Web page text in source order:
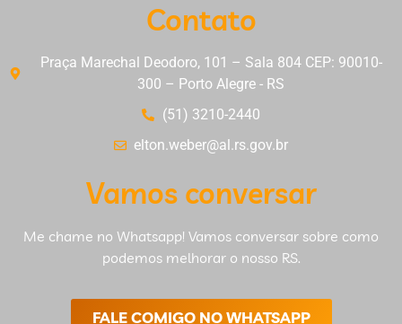
Contato
Praça Marechal Deodoro, 101 – Sala 804 CEP: 90010-
300 – Porto Alegre - RS
(51) 3210-2440
elton.weber@al.rs.gov.br
Vamos conversar
Me chame no Whatsapp! Vamos conversar sobre como
podemos melhorar o nosso RS.
FALE COMIGO NO WHATSAPP